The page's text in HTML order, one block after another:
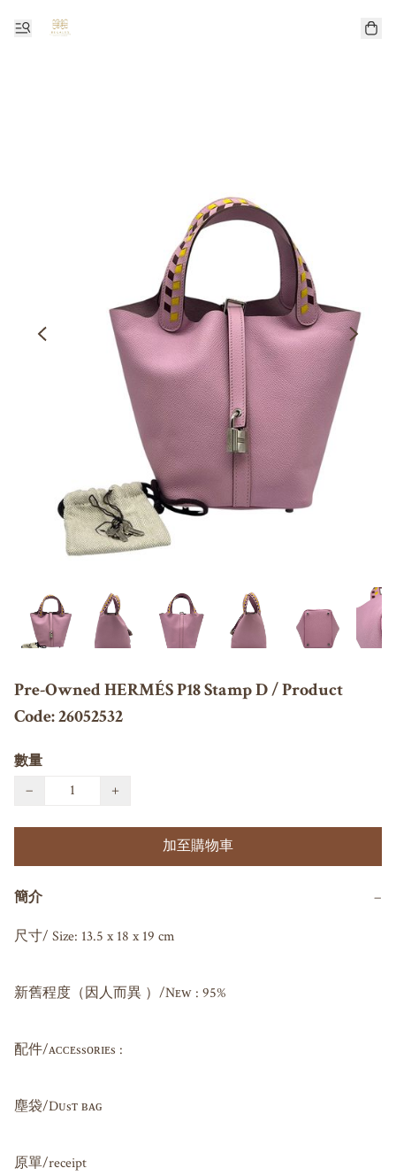
Pre-Owned HERMÉS P18 Stamp D / Product
Code: 26052532
數量
−
+
加至購物車
簡介 −
尺寸/ Size: 13.5 x 18 x 19 cm
新舊程度（因人而異 ）/Nᴇᴡ : 95%
配件/ᴀᴄᴄᴇssᴏʀɪᴇs :
塵袋/Dᴜsᴛ ʙᴀɢ
原單/receipt